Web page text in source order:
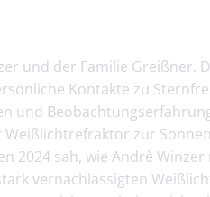
und der Familie Greißner.
Kontakte zu
zur
sah, wie Andrè
vernachlässigten